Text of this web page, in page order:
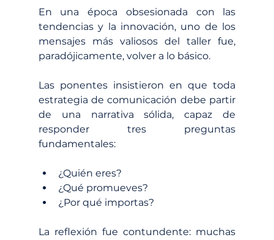
En una época obsesionada con las
tendencias y la innovación, uno de los
mensajes más valiosos del taller fue,
paradójicamente, volver a lo básico.
Las ponentes insistieron en que toda
estrategia de comunicación debe partir
de una narrativa sólida, capaz de
responder tres preguntas
fundamentales:
¿Quién eres?
¿Qué promueves?
¿Por qué importas?
La reflexión fue contundente: muchas